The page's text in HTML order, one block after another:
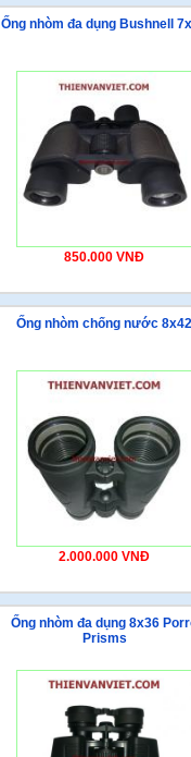
Ống nhòm đa dụng Bushnell
850.000 VNĐ
Ống nhòm chống nước 8x42
2.000.000 VNĐ
Ống nhòm đa dụng 8x36
Prisms